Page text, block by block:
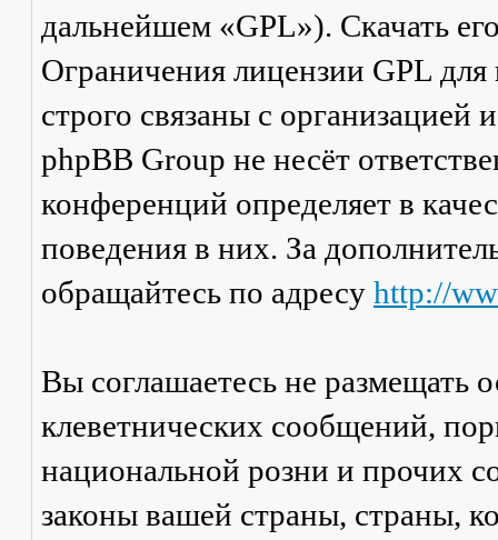
дальнейшем «GPL»). Скачать
Ограничения лицензии GPL
строго связаны с
phpBB Group не несёт
конференций определяет в
поведения в них. За
обращайтесь по адресу http://
Вы соглашаетесь не размещать
клеветнических сообщений,
национальной розни и прочих
законы вашей страны, страны,